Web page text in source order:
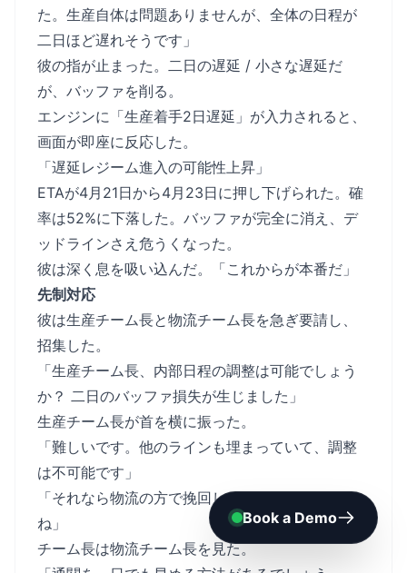
た。生産自体は問題ありませんが、全体の日程が
二日ほど遅れそうです」
彼の指が止まった。二日の遅延 / 小さな遅延だ
が、バッファを削る。
エンジンに「生産着手2日遅延」が入力されると、
画面が即座に反応した。
「遅延レジーム進入の可能性上昇」
ETAが4月21日から4月23日に押し下げられた。確
率は52%に下落した。バッファが完全に消え、デ
ッドラインさえ危うくなった。
彼は深く息を吸い込んだ。「これからが本番だ」
先制対応
彼は生産チーム長と物流チーム長を急ぎ要請し、
招集した。
「生産チーム長、内部日程の調整は可能でしょう
か？ 二日のバッファ損失が生じました」
生産チーム長が首を横に振った。
「難しいです。他のラインも埋まっていて、調整
は不可能です」
「それなら物流の方で挽回しなければなりません
ね」
チーム長は物流チーム長を見た。